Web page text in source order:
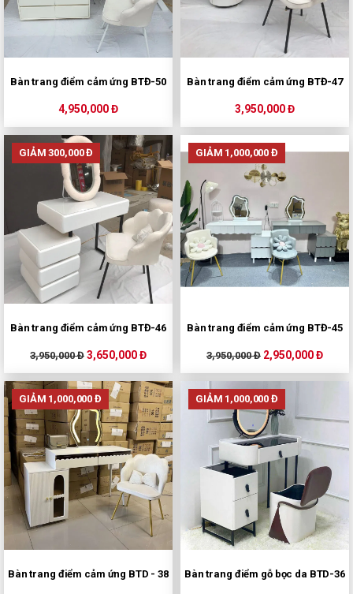
Bàn trang điểm cảm ứng BTĐ-50
4,950,000 Đ
Bàn trang điểm cảm ứng BTĐ-47
3,950,000 Đ
GIẢM 300,000 Đ
Bàn trang điểm cảm ứng BTĐ-46
3,950,000 Đ 3,650,000 Đ
GIẢM 1,000,000 Đ
Bàn trang điểm cảm ứng BTĐ-45
3,950,000 Đ 2,950,000 Đ
GIẢM 1,000,000 Đ
Bàn trang điểm cảm ứng BTD - 38
GIẢM 1,000,000 Đ
Bàn trang điểm gỗ bọc da BTD-36